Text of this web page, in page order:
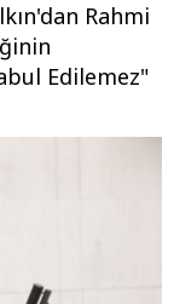
Rahmi
Edilemez"